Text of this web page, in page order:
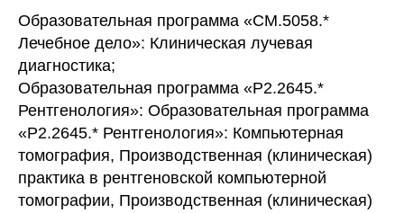
Образовательная программа «CM.5058.*
Лечебное дело»: Клиническая лучевая
диагностика;
Образовательная программа «P2.2645.*
Рентгенология»: Образовательная программа
«P2.2645.* Рентгенология»: Компьютерная
томография, Производственная (клиническая)
практика в рентгеновской компьютерной
томографии, Производственная (клиническая)